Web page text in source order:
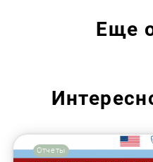
Еще
Отчеты